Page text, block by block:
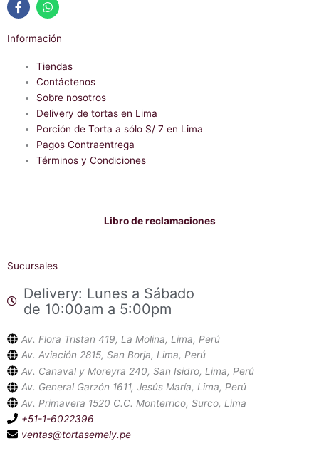
F
a
c
W
h
a
s
a
p
p
Información
Tiendas
Contáctenos
Sobre nosotros
Delivery de tortas en Lima
Porción de Torta a sólo S/ 7 en Lima
Pagos Contraentrega
Términos y Condiciones
Libro de reclamaciones
Sucursales
Delivery: Lunes a Sábado
de 10:00am a 5:00pm
Av. Flora Tristan 419, La Molina, Lima, Perú
Av. Aviación 2815, San Borja, Lima, Perú
Av. Canaval y Moreyra 240, San Isidro, Lima, Perú
Av. General Garzón 1611, Jesús María, Lima, Perú
Av. Primavera 1520 C.C. Monterrico, Surco, Lima
+51-1-6022396
ventas@tortasemely.pe